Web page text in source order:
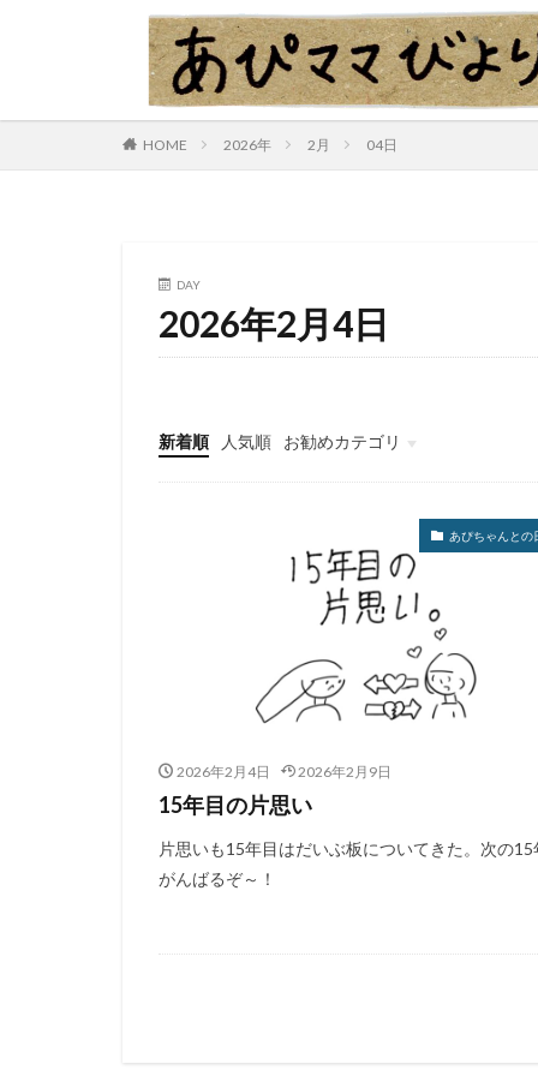
HOME 2026年 2月 04日
DAY
2026年2月4日
新着順 人気順 お勧めカテゴリ
あぴちゃんとの
2026年2月4日 2026年2月9日
15年目の片思い
片思いも15年目はだいぶ板についてきた。次の15
がんばるぞ～！